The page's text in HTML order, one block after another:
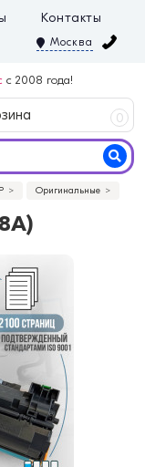
Контакты
Москва
с 2008 года!
0
Оригинальные